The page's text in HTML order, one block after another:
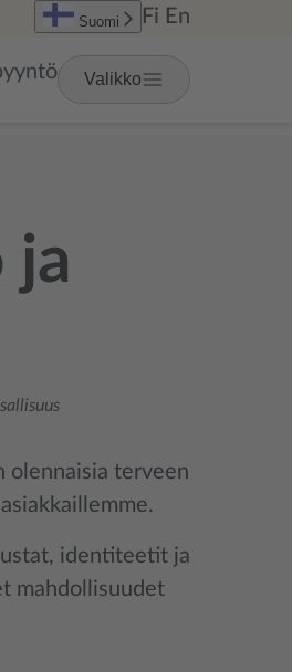
Valikko
Suomi Fi En
ja
olennaisia terveen
identiteetit ja
mahdollisuudet